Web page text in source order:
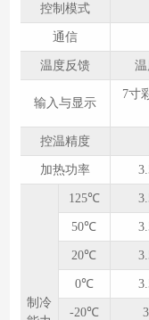
控制模式
通信
温度反馈 温
输入与显示
7寸
控温精度
加热功率
制冷
125℃
50℃
20℃
0℃
-20℃